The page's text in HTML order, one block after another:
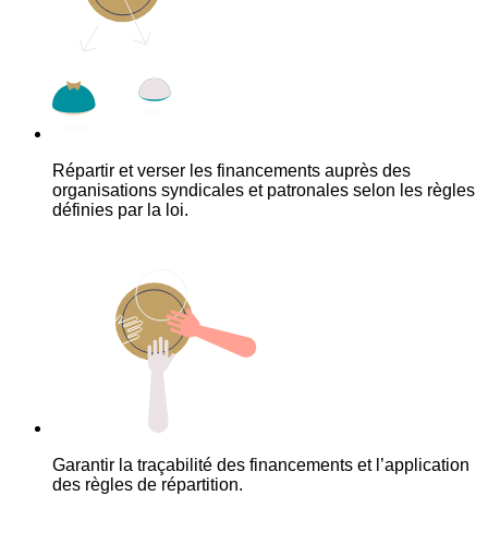
Répartir et verser les financements auprès des
organisations syndicales et patronales selon les règles
définies par la loi.
Garantir la traçabilité des financements et l’application
des règles de répartition.